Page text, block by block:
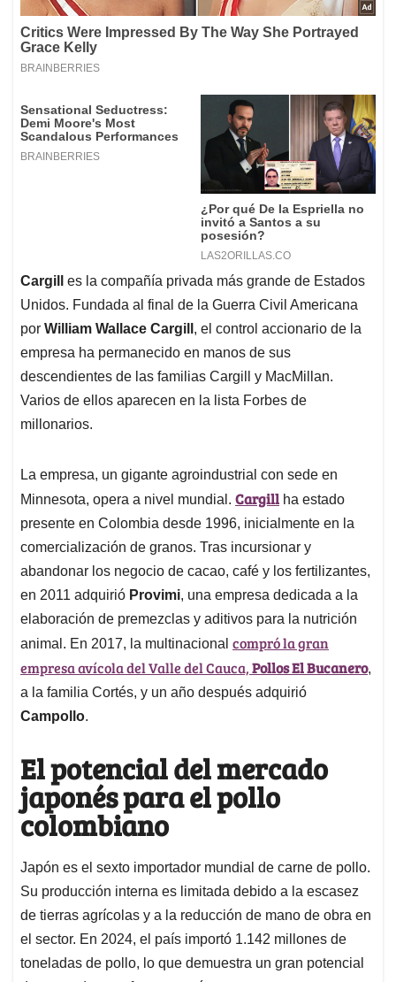
Cargill
es la compañía privada más grande de Estados
Unidos. Fundada al final de la Guerra Civil Americana
por William Wallace Cargill , el control accionario de la
empresa ha permanecido en manos de sus
descendientes de las familias Cargill y MacMillan.
Varios de ellos aparecen en la lista Forbes de
millonarios.
La empresa, un gigante agroindustrial con sede en
Minnesota, opera a nivel mundial. Cargill ha estado
presente en Colombia desde 1996, inicialmente en la
comercialización de granos. Tras incursionar y
abandonar los negocio de cacao, café y los fertilizantes,
en 2011 adquirió Provimi, una empresa dedicada a la
elaboración de premezclas y aditivos para la nutrición
animal. En 2017, la multinacional compró la gran
empresa avícola del Valle del Cauca,Pollos El Bucanero,
a la familia Cortés, y un año después adquirió
Campollo.
El potencial del mercado
japonés para el pollo
colombiano
Japón es el sexto importador mundial de carne de pollo.
Su producción interna es limitada debido a la escasez
de tierras agrícolas y a la reducción de mano de obra en
el sector. En 2024, el país importó 1.142 millones de
toneladas de pollo, lo que demuestra un gran potencial